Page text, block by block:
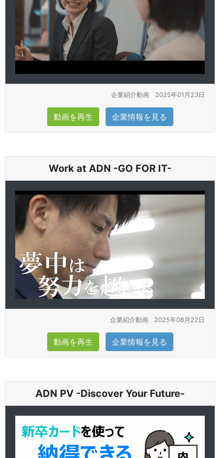
企業紹介動画 2025年01月23日
動画を再生 企業情報を見る
Work at ADN -GO FOR IT-
企業紹介動画 2025年08月22日
動画を再生 企業情報を見る
ADN PV -Discover Your Future-